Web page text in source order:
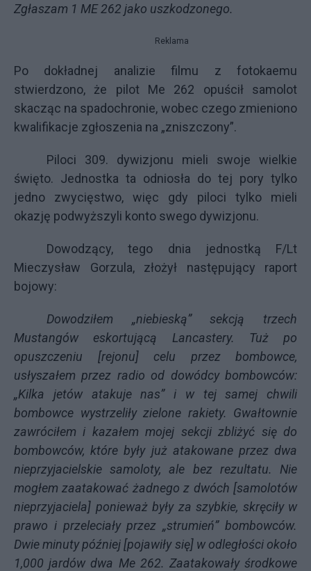
Zgłaszam 1 ME 262 jako uszkodzonego.
Reklama
Po dokładnej analizie filmu z fotokaemu
stwierdzono, że pilot Me 262 opuścił samolot
skacząc na spadochronie, wobec czego zmieniono
kwalifikacje zgłoszenia na „zniszczony”.
Piloci 309. dywizjonu mieli swoje wielkie
święto. Jednostka ta odniosła do tej pory tylko
jedno zwycięstwo, więc gdy piloci tylko mieli
okazję podwyższyli konto swego dywizjonu.
Dowodzący, tego dnia jednostką F/Lt
Mieczysław Gorzula, złożył następujący raport
bojowy:
Dowodziłem „niebieską” sekcją trzech
Mustangów eskortującą Lancastery. Tuż po
opuszczeniu [rejonu] celu przez bombowce,
usłyszałem przez radio od dowódcy bombowców:
„Kilka jetów atakuje nas” i w tej samej chwili
bombowce wystrzeliły zielone rakiety. Gwałtownie
zawróciłem i kazałem mojej sekcji zbliżyć się do
bombowców, które były już atakowane przez dwa
nieprzyjacielskie samoloty, ale bez rezultatu. Nie
mogłem zaatakować żadnego z dwóch [samolotów
nieprzyjaciela] ponieważ były za szybkie, skręciły w
prawo i przeleciały przez „strumień” bombowców.
Dwie minuty później [pojawiły się] w odległości około
1,000 jardów dwa Me 262. Zaatakowały środkowe